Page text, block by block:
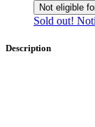
Not eligible
Sold out!
Description